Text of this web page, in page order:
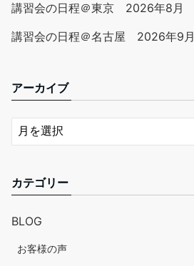
講習会の日程＠東京 2026年8月
講習会の日程＠名古屋 2026年9月
アーカイブ
カテゴリー
BLOG
お客様の声